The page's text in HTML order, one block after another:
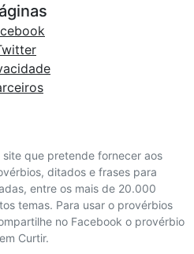
que pretende fornecer aos
ditados e frases para
entre os mais de 20.000
temas. Para usar o provérbios
no Facebook o provérbio
Curtir.